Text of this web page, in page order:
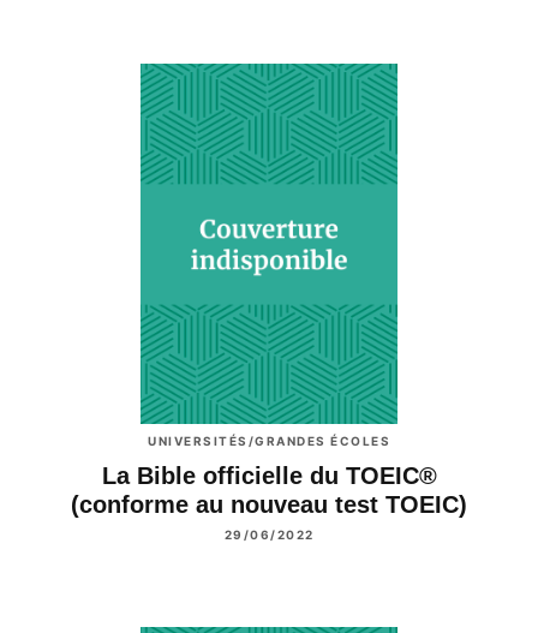
UNIVERSITÉS/GRANDES ÉCOLES
La Bible officielle du TOEIC®
(conforme au nouveau test TOEIC)
29/06/2022